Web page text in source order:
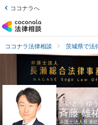
ココナラへ
ココナラ法律相談 茨城県で法
さいとう ゆ
斉藤 雄
弁護士法人長瀬